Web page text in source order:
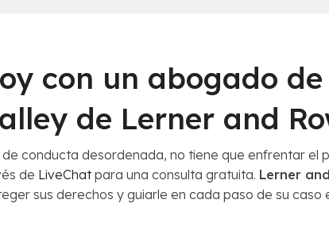
con un abogado
de Lerner and
de conducta desordenada, no tiene que enfrentar el
de LiveChatpara una consulta gratuita. Lerner
sus derechos y guiarle en cada paso de su caso